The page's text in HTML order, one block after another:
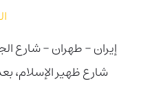
إيران - طهران - شارع
شارع ظهیر الإسلام،